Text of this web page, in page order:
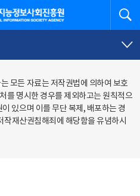
회진흥원
모든 자료는 저작권법에 의하여 보호
를 명시한 경우를 제외하고는 원칙적으
있으며 이를 무단 복제, 배포하는 경
재산권침해죄에 해당함을 유념하시